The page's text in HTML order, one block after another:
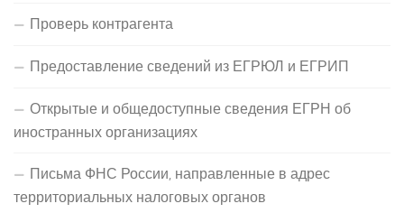
Проверь контрагента
Предоставление сведений из ЕГРЮЛ и ЕГРИП
Открытые и общедоступные сведения ЕГРН об
иностранных организациях
Письма ФНС России, направленные в адрес
территориальных налоговых органов